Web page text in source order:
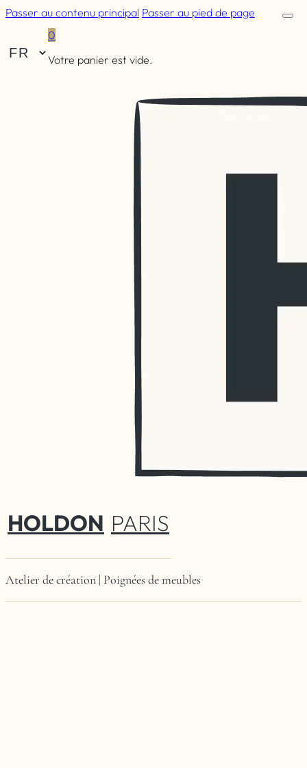
Passer au contenu principal Passer au pied de page
0
Votre panier est vide.
HOLDON PARIS
Atelier de création | Poignées de meubles